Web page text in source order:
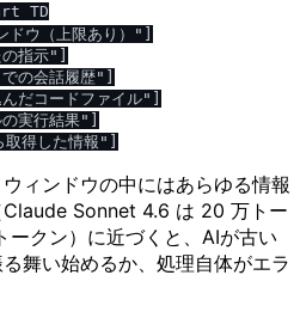
TD
ウ（上限あり）"]
指示"]
会話履歴"]
コードファイル"]
実行結果"]
ィンドウの中にはあらゆる情報
Sonnet 4.6 は 20 万トー
クン）に近づくと、AIが古い
舞い始めるか、処理自体がエラ